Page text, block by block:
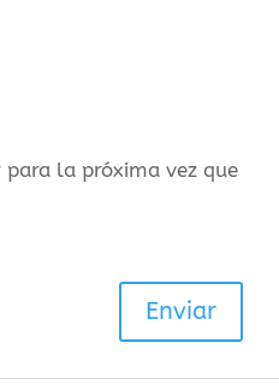
la próxima vez que